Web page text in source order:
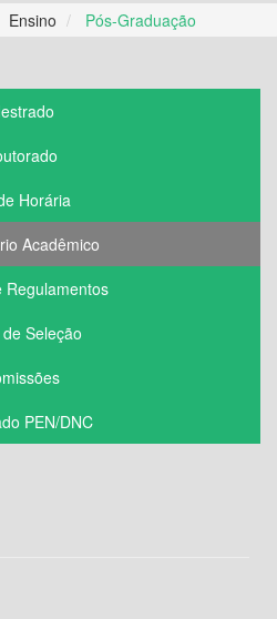
Ensino Pós-Graduação
Horária
Acadêmico
Regulamentos
Seleção
PEN/DNC